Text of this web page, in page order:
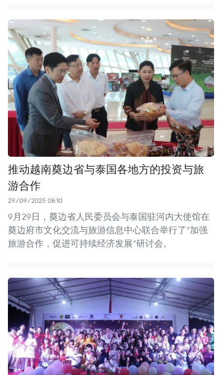
推动越南奠边省与泰国各地方的投资与旅
游合作
29/09/2025 08:10
9月29日，奠边省人民委员会与泰国驻河内大使馆在
奠边府市文化交流与旅游信息中心联合举行了“加强
旅游合作，促进可持续经济发展”研讨会。